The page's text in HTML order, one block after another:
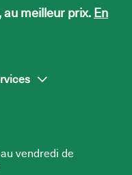
au meilleur prix. En
vendredi de